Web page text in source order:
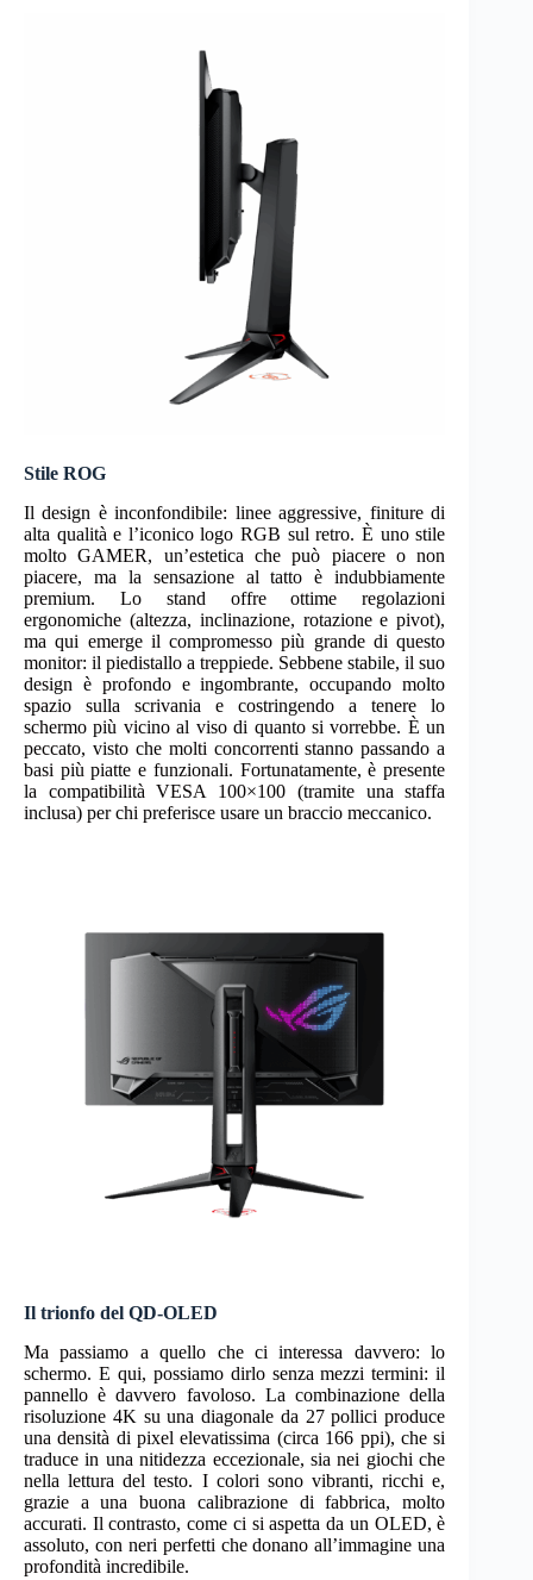
Stile ROG
Il design è inconfondibile: linee aggressive, finiture di
alta qualità e l’iconico logo RGB sul retro. È uno stile
molto GAMER, un’estetica che può piacere o non
piacere, ma la sensazione al tatto è indubbiamente
premium. Lo stand offre ottime regolazioni
ergonomiche (altezza, inclinazione, rotazione e pivot),
ma qui emerge il compromesso più grande di questo
monitor: il piedistallo a treppiede. Sebbene stabile, il suo
design è profondo e ingombrante, occupando molto
spazio sulla scrivania e costringendo a tenere lo
schermo più vicino al viso di quanto si vorrebbe. È un
peccato, visto che molti concorrenti stanno passando a
basi più piatte e funzionali. Fortunatamente, è presente
la compatibilità VESA 100×100 (tramite una staffa
inclusa) per chi preferisce usare un braccio meccanico.
Il trionfo del QD-OLED
Ma passiamo a quello che ci interessa davvero: lo
schermo. E qui, possiamo dirlo senza mezzi termini: il
pannello è davvero favoloso. La combinazione della
risoluzione 4K su una diagonale da 27 pollici produce
una densità di pixel elevatissima (circa 166 ppi), che si
traduce in una nitidezza eccezionale, sia nei giochi che
nella lettura del testo. I colori sono vibranti, ricchi e,
grazie a una buona calibrazione di fabbrica, molto
accurati. Il contrasto, come ci si aspetta da un OLED, è
assoluto, con neri perfetti che donano all’immagine una
profondità incredibile.